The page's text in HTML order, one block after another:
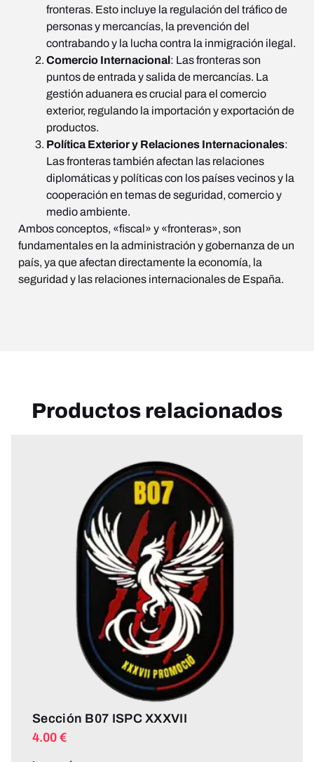
fronteras. Esto incluye la regulación del tráfico de
personas y mercancías, la prevención del
contrabando y la lucha contra la inmigración ilegal.
Comercio Internacional: Las fronteras son
puntos de entrada y salida de mercancías. La
gestión aduanera es crucial para el comercio
exterior, regulando la importación y exportación de
productos.
Política Exterior y Relaciones Internacionales:
Las fronteras también afectan las relaciones
diplomáticas y políticas con los países vecinos y la
cooperación en temas de seguridad, comercio y
medio ambiente.
Ambos conceptos, «fiscal» y «fronteras», son
fundamentales en la administración y gobernanza de un
país, ya que afectan directamente la economía, la
seguridad y las relaciones internacionales de España.
Productos relacionados
Sección B07 ISPC XXXVII
4.00 €